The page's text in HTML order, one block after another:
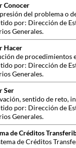
Conocer
del problema o
por: Dirección de
Generales.
Hacer
de procedimientos
por: Dirección de
Generales.
Ser
sentido de reto,
por: Dirección de
Generales.
de Créditos
de Créditos